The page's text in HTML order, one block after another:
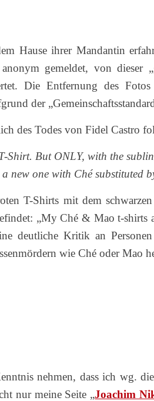
Hause ihrer Mandantin
gemeldet, von dieser
Die Entfernung des
der
des Todes von Fidel Castro
Shirt. But ONLY, with the
a new one with Ché substituted
T-Shirts mit dem
„My Ché & Mao t-shirts
deutliche Kritik an
wie Ché oder Mao
nehmen, dass ich wg.
nur meine Seite „Joachim